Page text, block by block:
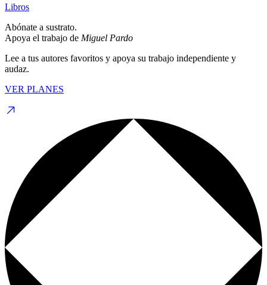
Libros
Abónate a sustrato.
Apoya el trabajo de Miguel Pardo
Lee a tus autores favoritos y apoya su trabajo independiente y
audaz.
VER PLANES